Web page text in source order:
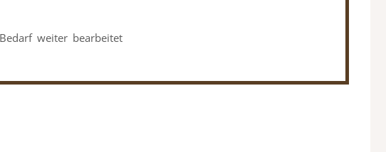
weiter bearbeitet